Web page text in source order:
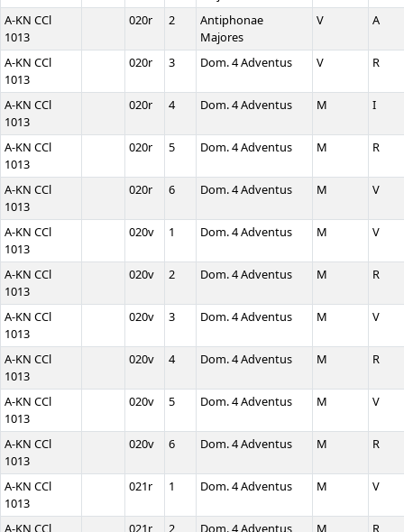
A-KN CCl
1013
020r 2
Antiphonae
Majores
V A
A-KN CCl
1013
020r 3 Dom. 4 Adventus V R
A-KN CCl
1013
020r 4 Dom. 4 Adventus M I
A-KN CCl
1013
020r 5 Dom. 4 Adventus M R
A-KN CCl
1013
020r 6 Dom. 4 Adventus M V
A-KN CCl
1013
020v 1 Dom. 4 Adventus M V
A-KN CCl
1013
020v 2 Dom. 4 Adventus M R
A-KN CCl
1013
020v 3 Dom. 4 Adventus M V
A-KN CCl
1013
020v 4 Dom. 4 Adventus M R
A-KN CCl
1013
020v 5 Dom. 4 Adventus M V
A-KN CCl
1013
020v 6 Dom. 4 Adventus M R
A-KN CCl
1013
021r 1 Dom. 4 Adventus M V
A-KN CCl 021r 2 Dom. 4 Adventus M R